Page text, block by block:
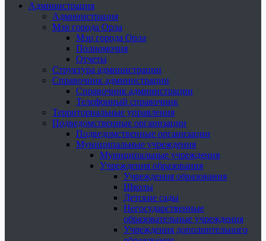
Администрация
Администрация
Мэр города Орла
Мэр города Орла
Полномочия
Отчеты
Структура администрации
Справочник администрации
Справочник администрации
Телефонный справочник
Территориальные управления
Подведомственные организации
Подведомственные организации
Муниципальные учреждения
Муниципальные учреждения
Учреждения образования
Учреждения образования
Школы
Детские сады
Негосударственные
образовательные учреждения
Учреждения дополнительного